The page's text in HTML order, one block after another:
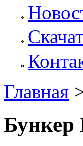
Главная
Бункер